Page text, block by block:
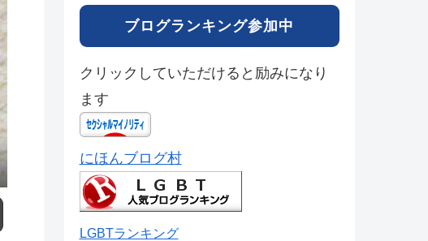
ブログランキング参加中
クリックしていただけると励みになり
ます
にほんブログ村
LGBTランキング